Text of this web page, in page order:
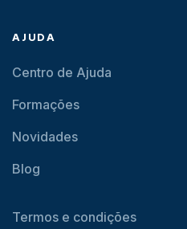
AJUDA
Centro de Ajuda
Formações
Novidades
Blog
Termos e condições